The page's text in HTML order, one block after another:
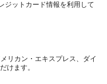
ジットカード情報を利用して
リカン・エキスプレス、ダイ
けます。